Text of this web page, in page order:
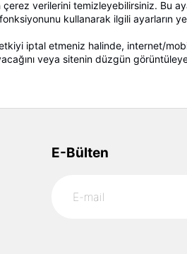
çerez verilerini temizleyebilirsiniz. Bu
fonksiyonunu kullanarak ilgili ayarların
iptal etmeniz halinde, internet/
veya sitenin düzgün
E-Bülten